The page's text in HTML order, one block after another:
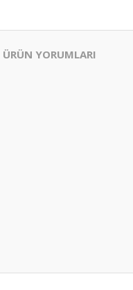
ÜRÜN YORUMLARI